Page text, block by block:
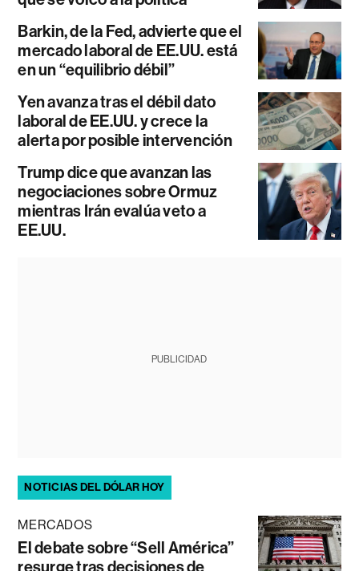
Barkin, de la Fed, advierte que el
mercado laboral de EE.UU. está
en un “equilibrio débil”
Yen avanza tras el débil dato
laboral de EE.UU. y crece la
alerta por posible intervención
Trump dice que avanzan las
negociaciones sobre Ormuz
mientras Irán evalúa veto a
EE.UU.
PUBLICIDAD
NOTICIAS DEL DÓLAR HOY
MERCADOS
El debate sobre “Sell América”